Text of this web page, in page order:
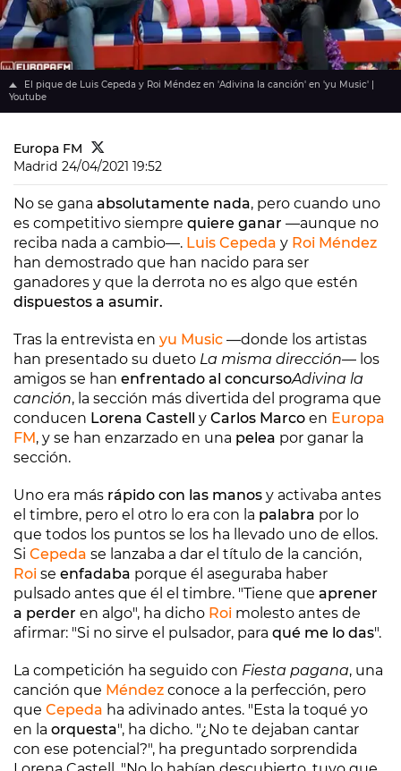
El pique de Luis Cepeda y Roi Méndez en 'Adivina la canción' en 'yu Music' |
Youtube
Europa FM
Madrid 24/04/2021 19:52
No se gana absolutamente nada, pero cuando uno
es competitivo siempre quiere ganar —aunque no
reciba nada a cambio—. Luis Cepeda y Roi Méndez
han demostrado que han nacido para ser
ganadores y que la derrota no es algo que estén
dispuestos a asumir.
Tras la entrevista en yu Music —donde los artistas
han presentado su dueto La misma dirección— los
amigos se han enfrentado al concursoAdivina la
canción, la sección más divertida del programa que
conducen Lorena Castell y Carlos Marco en Europa
FM, y se han enzarzado en una pelea por ganar la
sección.
Uno era más rápido con las manos y activaba antes
el timbre, pero el otro lo era con la palabra por lo
que todos los puntos se los ha llevado uno de ellos.
Si Cepeda se lanzaba a dar el título de la canción,
Roi se enfadaba porque él aseguraba haber
pulsado antes que él el timbre. "Tiene que aprener
a perder en algo", ha dicho Roi molesto antes de
afirmar: "Si no sirve el pulsador, para qué me lo das".
La competición ha seguido con Fiesta pagana, una
canción que Méndez conoce a la perfección, pero
que Cepeda ha adivinado antes. "Esta la toqué yo
en la orquesta", ha dicho. "¿No te dejaban cantar
con ese potencial?", ha preguntado sorprendida